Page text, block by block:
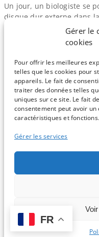
Gérer le
cookies
Pour offrir les meilleures
telles que les cookies pour
appareils. Le fait de
traiter des données telles
uniques sur ce site. Le fait
consentement peut avoir
caractéristiques et fonctions.
Gérer les services
Un jour, un biologiste se
disque dur externe dans
veut que vous analysiez
c'est parce qu'il a environ
dans les 15'000 euros, et…
Sauf mention contraire,
Vous
Logo et design par Isabelle
FR